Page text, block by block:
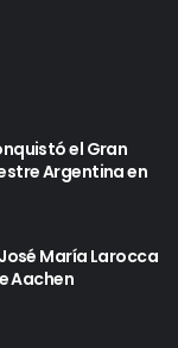
el Gran
Argentina en
María Larocca
Aachen